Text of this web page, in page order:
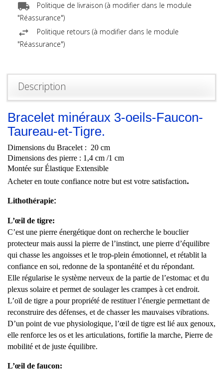
Politique de livraison (à modifier dans le module
"Réassurance")
Politique retours (à modifier dans le module
"Réassurance")
Description
Bracelet minéraux 3-oeils-Faucon-
Taureau-et-Tigre.
Dimensions du Bracelet : 20 cm
Dimensions des pierre : 1,4 cm /1 cm
Montée sur Élastique Extensible
Acheter en toute confiance notre but est votre satisfaction.
Lithothérapie:
L’œil de tigre:
C’est une pierre énergétique dont on recherche le bouclier
protecteur mais aussi la pierre de l’instinct, une pierre d’équilibre
qui chasse les angoisses et le trop-plein émotionnel, et rétablit la
confiance en soi, redonne de la spontanéité et du répondant.
Elle régularise le système nerveux de la partie de l’estomac et du
plexus solaire et permet de soulager les crampes à cet endroit.
L’oïl de tigre a pour propriété de restituer l’énergie permettant de
reconstruire des défenses, et de chasser les mauvaises vibrations.
D’un point de vue physiologique, l’œil de tigre est lié aux genoux,
elle renforce les os et les articulations, fortifie la marche, Pierre de
mobilité et de juste équilibre.
L’œil de faucon: